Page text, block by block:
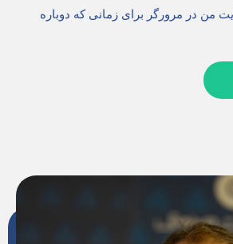
من در مرورگر برای زمانی که دوباره